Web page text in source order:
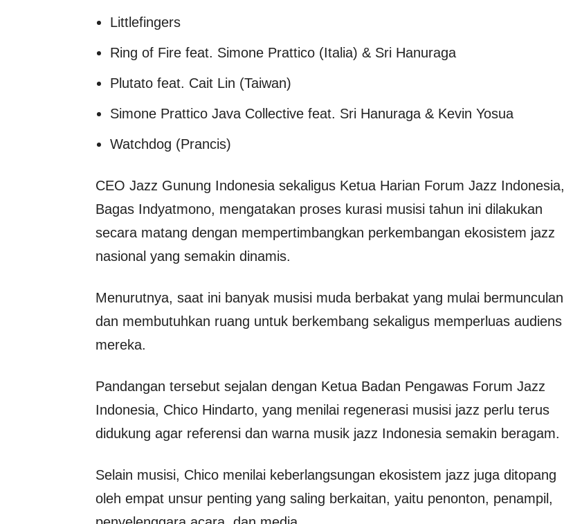
Littlefingers
Ring of Fire feat. Simone Prattico (Italia) & Sri Hanuraga
Plutato feat. Cait Lin (Taiwan)
Simone Prattico Java Collective feat. Sri Hanuraga & Kevin Yosua
Watchdog (Prancis)
CEO Jazz Gunung Indonesia sekaligus Ketua Harian Forum Jazz Indonesia,
Bagas Indyatmono, mengatakan proses kurasi musisi tahun ini dilakukan
secara matang dengan mempertimbangkan perkembangan ekosistem jazz
nasional yang semakin dinamis.
Menurutnya, saat ini banyak musisi muda berbakat yang mulai bermunculan
dan membutuhkan ruang untuk berkembang sekaligus memperluas audiens
mereka.
Pandangan tersebut sejalan dengan Ketua Badan Pengawas Forum Jazz
Indonesia, Chico Hindarto, yang menilai regenerasi musisi jazz perlu terus
didukung agar referensi dan warna musik jazz Indonesia semakin beragam.
Selain musisi, Chico menilai keberlangsungan ekosistem jazz juga ditopang
oleh empat unsur penting yang saling berkaitan, yaitu penonton, penampil,